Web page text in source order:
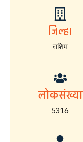
जिल्हा
वाशिम
लोकसंख्या
5316